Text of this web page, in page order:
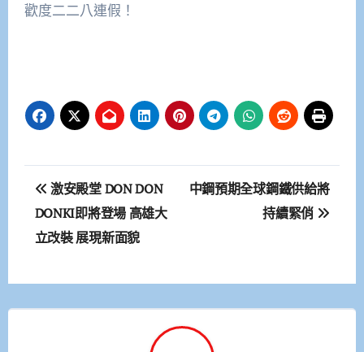
歡度二二八連假！
文
章
導
覽
激安殿堂 DON DON
DONKI即將登場 高雄大
立改裝 展現新面貌
中鋼預期全球鋼鐵供給將
持續緊俏